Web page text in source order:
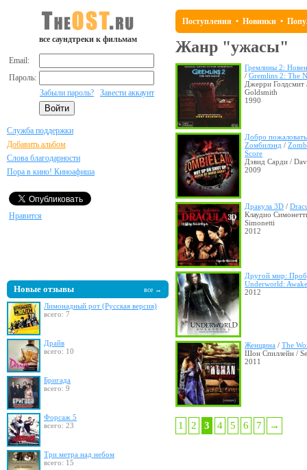
все саундтреки к фильмам
Email:
Пароль:
Забыли пароль?
Завести аккаунт
Служба поддержки
Добавить альбом
Слова благодарности
Пора в кино! Киноафиша
Нравится
Новые отзывы все →
Лимонадный рот (Русская версия)
всего: 7
Драйв
всего: 10
Бригада
всего: 9
Форсаж 5
всего: 23
Три метра над небом
всего: 15
Поступления • Новинки •
Жанр "ужасы"
Гремлины 2:
/ Gremlins 2: The
Джерри Голдсмит
Goldsmith
1990
Добро
Zомбилэнд /
Score
Дэвид Сарди /
2009
Дракула 3D /
Клаудио
Simonetti
2012
Другой мир:
Underworld:
2012
Женщина / The
Шон Спиллейн /
2011
1 2 3 4 5 6 7 →